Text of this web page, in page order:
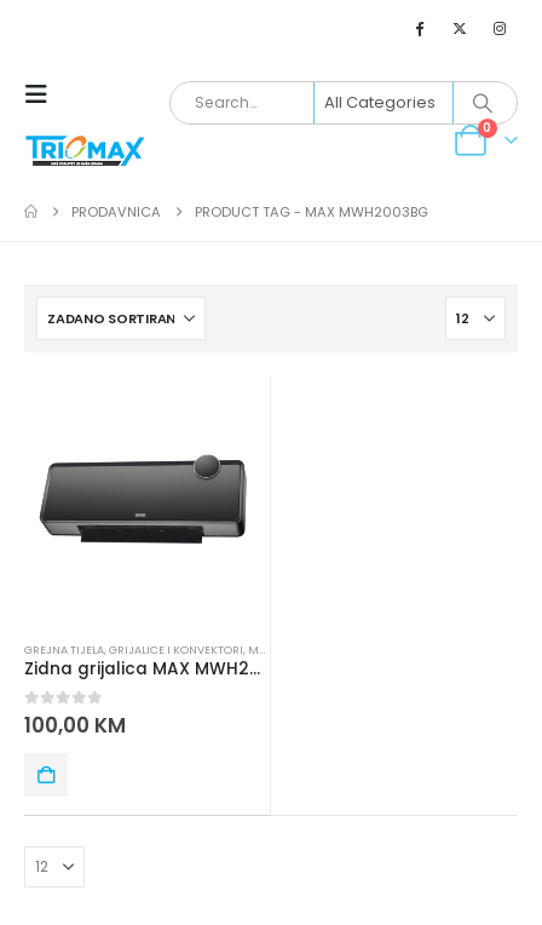
0
PRODAVNICA PRODUCT TAG - MAX MWH2003BG
GREJNA TIJELA,GRIJALICE I KONVEKTORI, MAX ELECTRONICS
Zidna grijalica MAX MWH2003BG
0out of 5
100,00 KM